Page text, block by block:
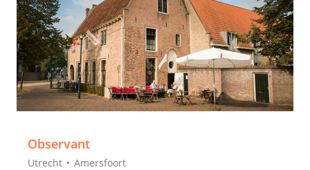
Observant
Utrecht
Amersfoort